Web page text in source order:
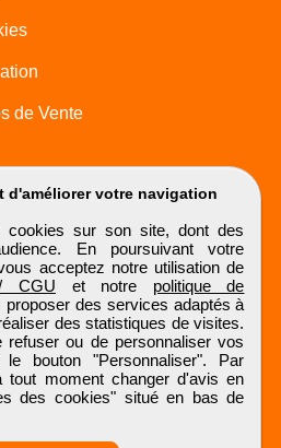
d'améliorer votre navigation
cookies sur son site, dont des
En poursuivant votre
acceptez notre utilisation de
CGU et notre politique de
des services adaptés à
des statistiques de visites.
ou de personnaliser vos
bouton "Personnaliser". Par
tout moment changer d'avis en
des cookies" situé en bas de
de Vente